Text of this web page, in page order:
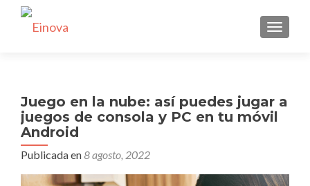
Juego en la nube: así puedes jugar a
juegos de consola y PC en tu móvil
Android
Publicada en8 agosto, 2022